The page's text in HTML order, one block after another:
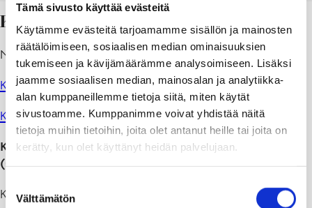
Tämä sivusto käyttää evästeitä
Käytämme evästeitä tarjoamamme sisällön ja mainosten
räätälöimiseen, sosiaalisen median ominaisuuksien
tukemiseen ja kävijämäärämme analysoimiseen. Lisäksi
jaamme sosiaalisen median, mainosalan ja analytiikka-
alan kumppaneillemme tietoja siitä, miten käytät
sivustoamme. Kumppanimme voivat yhdistää näitä
tietoja muihin tietoihin, joita olet antanut heille tai joita on
kerätty, kun olet käyttänyt heidän palvelujaan.
valinta
Välttämätön
Kaavaluonnos
Nähtävillä: 6.8. – 9.9.2018
Kaavakartta määräyksineen
Kaavaselostus
Kaavoituksen aloitus ja Osallistumis- ja arviointisuunnitelma
(OAS)
Kaavan vireilletulosta on kuulutettu: 6.7.2018.